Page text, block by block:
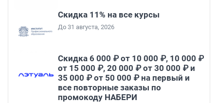
Скидка 11% на все курсы
До 31 августа, 2026
Скидка 6 000 ₽ от 10 000 ₽, 10 000 ₽
от 15 000 ₽, 20 000 ₽ от 30 000 ₽ и
35 000 ₽ от 50 000 ₽ на первый и
все повторные заказы по
промокоду НАБЕРИ